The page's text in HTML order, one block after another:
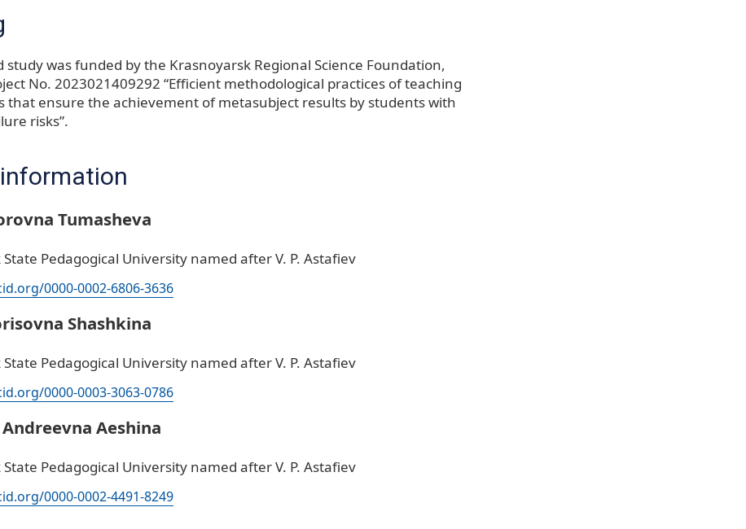
study was funded by the Krasnoyarsk Regional Science Foundation,
No. 2023021409292 “Efficient methodological practices of teaching
that ensure the achievement of metasubject results by students with
risks”.
Tumasheva
Pedagogical University named after V. P. Astafiev
0000-0002-6806-3636
Shashkina
Pedagogical University named after V. P. Astafiev
0000-0003-3063-0786
Aeshina
Pedagogical University named after V. P. Astafiev
0000-0002-4491-8249